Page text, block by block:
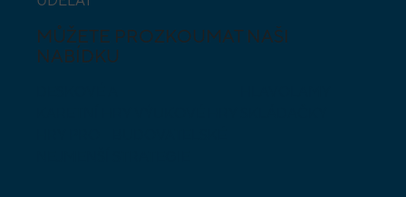
MŮŽETE PROZKOUMAT NAŠI
NABÍDKU